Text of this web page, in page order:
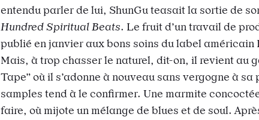
entendu parler de lui, ShunGu teasait la sortie de
Hundred Spiritual Beats. Le fruit d’un travail de
publié en janvier aux bons soins du label américain
Mais, à trop chasser le naturel, dit-on, il revient au
Tape” où il s’adonne à nouveau sans vergogne à sa
samples tend à le confirmer. Une marmite
faire, où mijote un mélange de blues et de soul.